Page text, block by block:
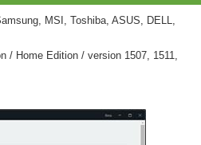
MSI, Toshiba, ASUS, DELL,
/ Home Edition / version 1507, 1511,